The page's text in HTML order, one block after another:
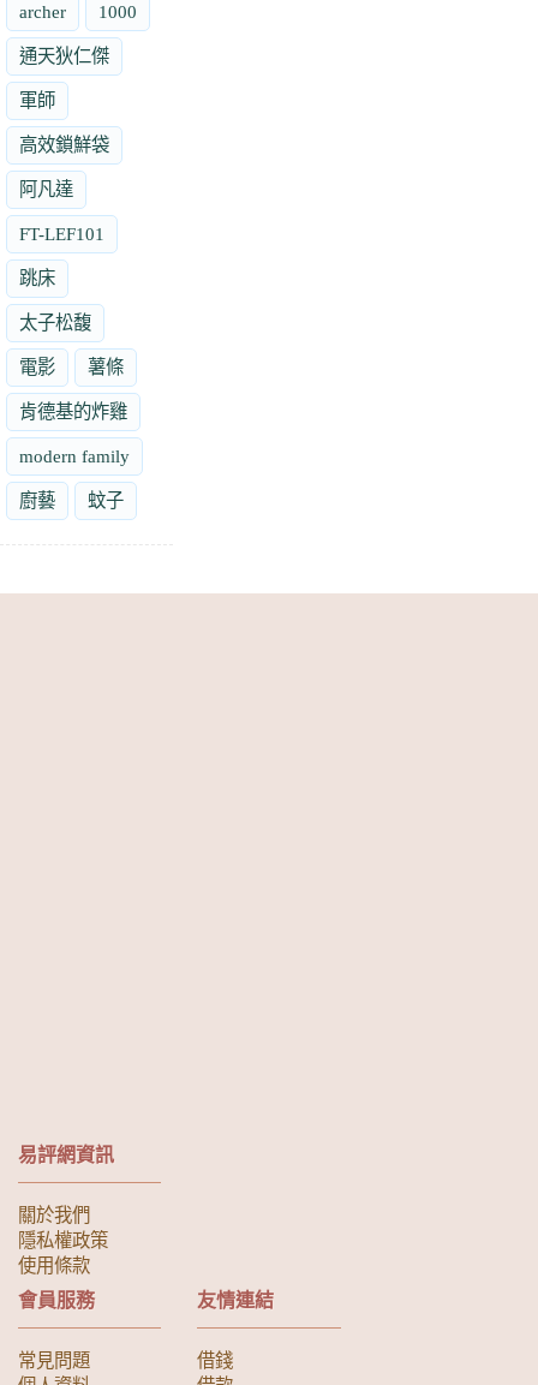
archer 1000
通天狄仁傑
軍師
高效鎖鮮袋
阿凡達
FT-LEF101
跳床
太子松馥
電影 薯條
肯德基的炸雞
modern family
廚藝 蚊子
易評網資訊
關於我們
隱私權政策
使用條款
會員服務
常見問題
友情連結
借錢